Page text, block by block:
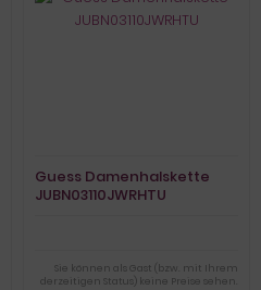
Guess Damenhalskette
JUBN03110JWRHTU
Sie können als Gast (bzw. mit Ihrem
derzeitigen Status) keine Preise sehen.